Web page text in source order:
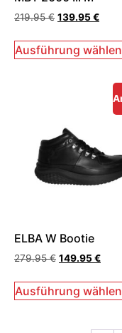
219.95€ 139.95€
Ausführung wählen
ELBA W Bootie
279.95€ 149.95€
Ausführung wählen